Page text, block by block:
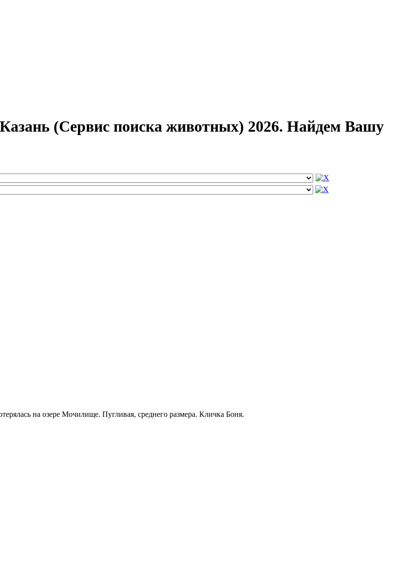
(Сервис поиска животных) 2026. Найдем Вашу
на озере Мочилище. Пугливая, среднего размера. Кличка Боня.